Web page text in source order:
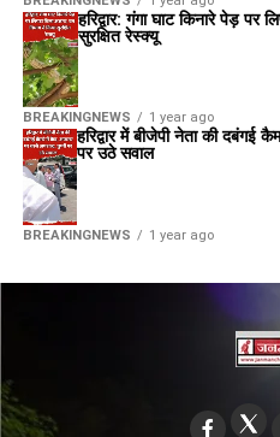
BREAKINGNEWS 1 year ago
हरिद्वार: गंगा घाट किनारे पेड़ पर
सुरक्षित रेस्क्यू
BREAKINGNEWS 1 year ago
हरिद्वार में बीजेपी नेता की
पर उठे सवाल